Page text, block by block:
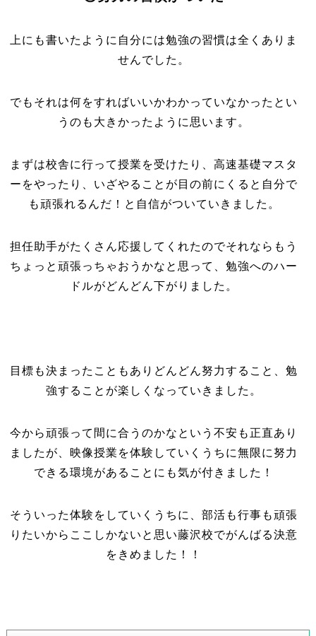
上にも書いたように自分には勉強の習慣は全くありま
せんでした。
でもそれは何をすればいいかわかっていなかったとい
うのも大きかったように思います。
まずは校舎に行って授業を受けたり、高速基礎マスタ
ーをやったり、いざやることが目の前にくると自分で
も頑張れるんだ！と自信がついていきました。
担任助手がたくさん応援してくれたのでそれならもう
ちょっと頑張っちゃおうかなと思って、勉強へのハー
ドルがどんどん下がりました。
目標も決まったこともありどんどん努力すること、勉
強することが楽しくなっていきました。
今から頑張って間に合うのかなという不安も正直あり
ましたが、映像授業を体験していくうちに無限に努力
できる環境があることにも気が付きました！
そういった体験をしていくうちに、部活も行事も頑張
りたいからここしかないと思い藤沢校でがんばる決意
をきめました！！